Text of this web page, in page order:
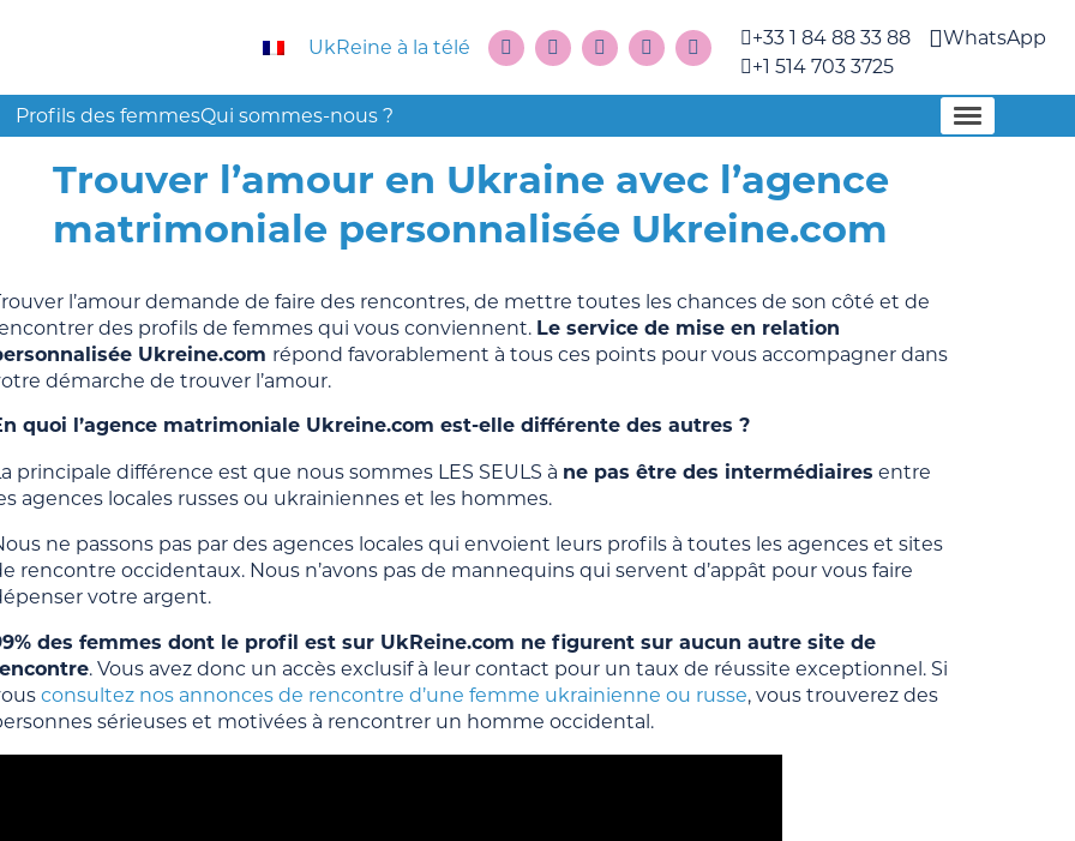
UkReine à la télé
+33 1 84 88 33 88
+1 514 703 3725
WhatsApp
Profils des femmesQui sommes-nous ?
Trouver l’amour en Ukraine avec l’agence
matrimoniale personnalisée Ukreine.com
l’amour demande de faire des rencontres, de mettre toutes les chances de son côté et de
des profils de femmes qui vous conviennent. Le service de mise en relation
Ukreine.com répond favorablement à tous ces points pour vous accompagner dans
démarche de trouver l’amour.
quoi l’agence matrimoniale Ukreine.com est-elle différente des autres ?
principale différence est que nous sommes LES SEULS à ne pas être des intermédiaires entre
agences locales russes ou ukrainiennes et les hommes.
ne passons pas par des agences locales qui envoient leurs profils à toutes les agences et sites
rencontre occidentaux. Nous n’avons pas de mannequins qui servent d’appât pour vous faire
votre argent.
des femmes dont le profil est sur UkReine.com ne figurent sur aucun autre site de
. Vous avez donc un accès exclusif à leur contact pour un taux de réussite exceptionnel. Si
consultez nos annonces de rencontre d’une femme ukrainienne ou russe, vous trouverez des
sérieuses et motivées à rencontrer un homme occidental.